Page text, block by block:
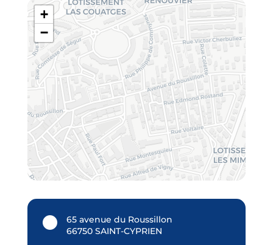
+
−
65 avenue du Roussillon
66750 SAINT-CYPRIEN